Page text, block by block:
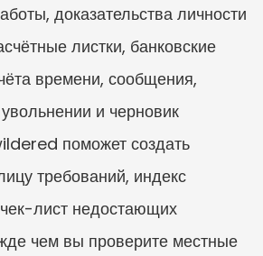
доказательства личности
листки, банковские
времени, сообщения,
и черновик
поможет создать
требований, индекс
лист недостающих
чем вы проверите местные